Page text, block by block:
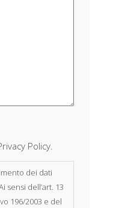
Policy.
dei dati
sensi dell’art. 13
196/2003 e del